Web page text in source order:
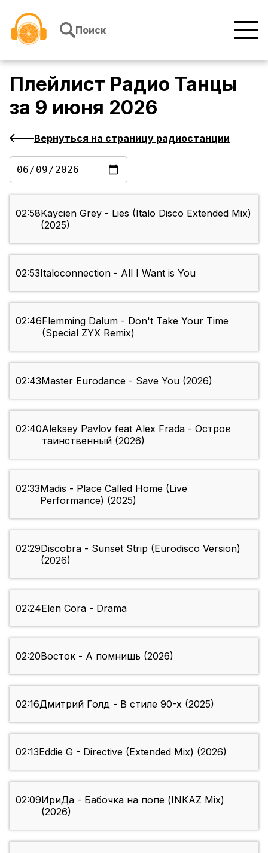
Поиск
Плейлист Радио Танцы
за 9 июня 2026
Вернуться на страницу радиостанции
02:58Kaycien Grey - Lies (Italo Disco Extended Mix)
(2025)
02:53Italoconnection - All I Want is You
02:46Flemming Dalum - Don't Take Your Time
(Special ZYX Remix)
02:43Master Eurodance - Save You (2026)
02:40Aleksey Pavlov feat Alex Frada - Остров
таинственный (2026)
02:33Madis - Place Called Home (Live
Performance) (2025)
02:29Discobra - Sunset Strip (Eurodisco Version)
(2026)
02:24Elen Cora - Drama
02:20Восток - А помнишь (2026)
02:16Дмитрий Голд - В стиле 90-х (2025)
02:13Eddie G - Directive (Extended Mix) (2026)
02:09ИриДа - Бабочка на попе (INKAZ Mix)
(2026)